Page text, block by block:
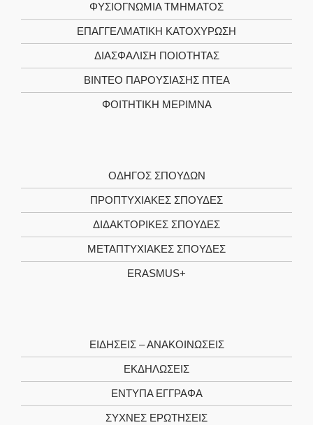
ΦΥΣΙΟΓΝΩΜΊΑ ΤΜΉΜΑΤΟΣ
ΕΠΑΓΓΕΛΜΑΤΙΚΉ ΚΑΤΟΧΎΡΩΣΗ
ΔΙΑΣΦΆΛΙΣΗ ΠΟΙΌΤΗΤΑΣ
ΒΊΝΤΕΟ ΠΑΡΟΥΣΊΑΣΗΣ ΠΤΕΑ
ΦΟΙΤΗΤΙΚΉ ΜΈΡΙΜΝΑ
ΟΔΗΓΌΣ ΣΠΟΥΔΏΝ
ΠΡΟΠΤΥΧΙΑΚΈΣ ΣΠΟΥΔΈΣ
ΔΙΔΑΚΤΟΡΙΚΈΣ ΣΠΟΥΔΈΣ
ΜΕΤΑΠΤΥΧΙΑΚΈΣ ΣΠΟΥΔΈΣ
ERASMUS+
ΕΙΔΉΣΕΙΣ – ΑΝΑΚΟΙΝΏΣΕΙΣ
ΕΚΔΗΛΏΣΕΙΣ
ΈΝΤΥΠΑ ΈΓΓΡΑΦΑ
ΣΥΧΝΈΣ ΕΡΩΤΉΣΕΙΣ